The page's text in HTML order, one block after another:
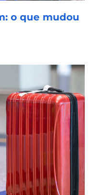
o que mudou